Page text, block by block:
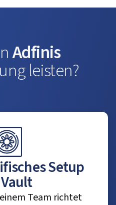
Adfinis
leisten?
Setup
Team richtet